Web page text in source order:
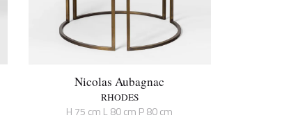
Nicolas Aubagnac
RHODES
H 75 cm L 80 cm P 80 cm